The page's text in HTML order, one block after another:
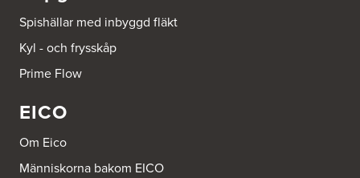
Beijer Byggmaterial Bollnäs - Filial 041
Industrigatan 5
Tel.: 752411000
Beijer Byggmaterial Piteå - Filial 002
Batterigatan 2
941 47 Piteå
Tel.: 752411518
Spishällar med inbyggd fläkt
Kyl - och frysskåp
Prime Flow
EICO
Om Eico
Människorna bakom EICO